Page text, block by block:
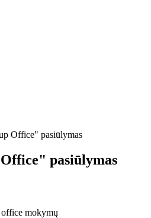
Office" pasiūlymas
pasiūlymas
mokymų